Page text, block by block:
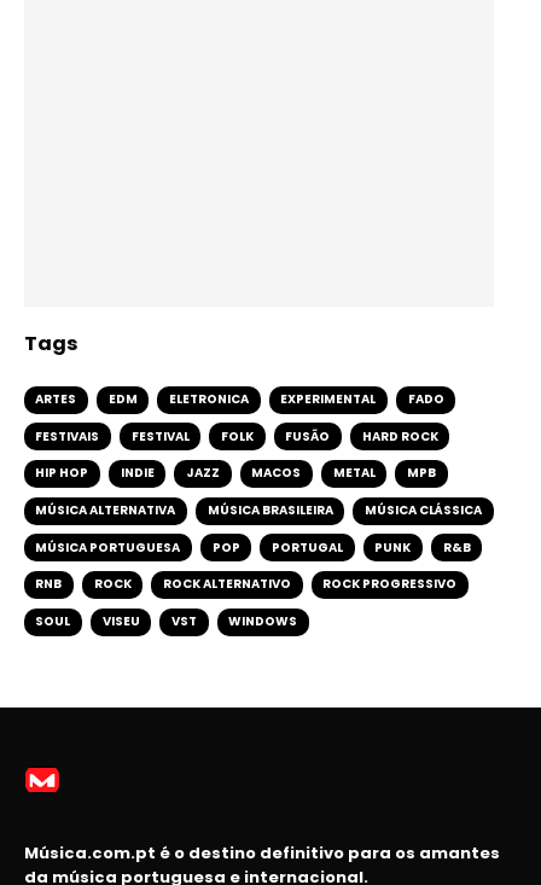
Tags
ARTES EDM ELETRONICA EXPERIMENTAL FADO
FESTIVAIS FESTIVAL FOLK FUSÃO HARD ROCK
HIP HOP INDIE JAZZ MACOS METAL MPB
MÚSICA ALTERNATIVA MÚSICA BRASILEIRA MÚSICA CLÁSSICA
MÚSICA PORTUGUESA POP PORTUGAL PUNK R&B
RNB ROCK ROCK ALTERNATIVO ROCK PROGRESSIVO
SOUL VISEU VST WINDOWS
Música.com.pt é o destino definitivo para os amantes
da música portuguesa e internacional.